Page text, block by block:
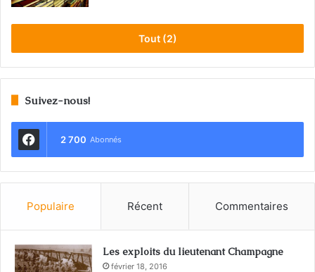
Tout (2)
Suivez-nous!
2 700 Abonnés
Populaire Récent Commentaires
Les exploits du lieutenant Champagne
février 18, 2016